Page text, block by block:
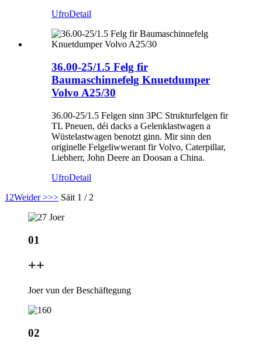
UfroDetail
36.00-25/1.5 Felg fir
Baumaschinnefelg Knuetdumper
Volvo A25/30
36.00-25/1.5 Felgen sinn 3PC Strukturfelgen fir
TL Pneuen, déi dacks a Gelenklastwagen a
Wüstelastwagen benotzt ginn. Mir sinn den
originelle Felgeliwwerant fir Volvo, Caterpillar,
Liebherr, John Deere an Doosan a China.
UfroDetail
1 2Weider >>> Säit 1 / 2
01
++
Joer vun der Beschäftegung
02